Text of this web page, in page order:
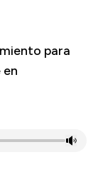
para